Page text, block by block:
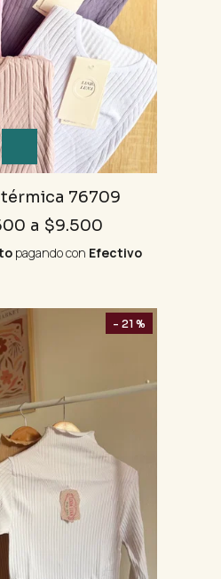
76709
a $9.500
pagando con Efectivo
- 21 %